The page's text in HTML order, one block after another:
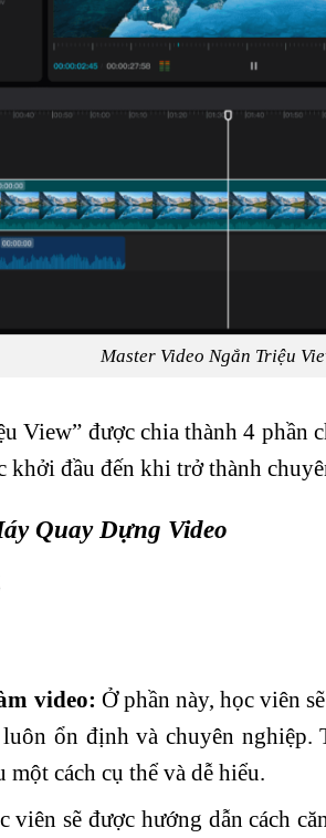
Master Video Ngắn Triệu
View” được chia thành 4 phần
đầu đến khi trở thành
Quay Dựng Video
video: Ở phần này, học viên
ổn định và chuyên nghiệp.
cách cụ thể và dễ hiểu.
viên sẽ được hướng dẫn cách